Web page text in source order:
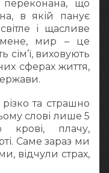
що
в якій панує
і щасливе
мене, мир – це
сім’ї, виховують
сферах життя,
та страшно
слові лише 5
крові, плачу,
Саме зараз ми
відчули страх,